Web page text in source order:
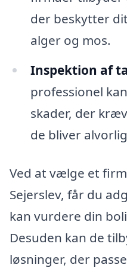
der beskytter
alger og mos.
Inspektion af
professionel
skader, der
de bliver
Ved at vælge et
Sejerslev, får du
kan vurdere din
Desuden kan de
løsninger, der